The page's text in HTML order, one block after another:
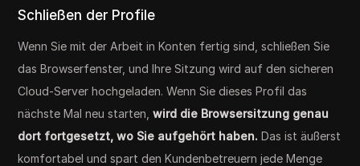
Schließen der Profile
Wenn Sie mit der Arbeit in Konten fertig sind, schließen Sie
das Browserfenster, und Ihre Sitzung wird auf den sicheren
Cloud-Server hochgeladen. Wenn Sie dieses Profil das
nächste Mal neu starten,wird die Browsersitzung genau
dort fortgesetzt, wo Sie aufgehört haben. Das ist äußerst
komfortabel und spart den Kundenbetreuern jede Menge